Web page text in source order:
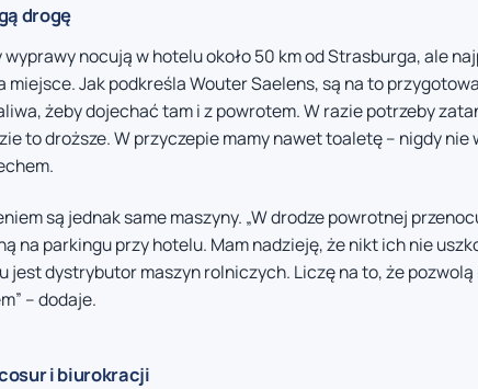
drogę
nocują w hotelu około 50 km od Strasburga, ale
Jak podkreśla Wouter Saelens, są na to
żeby dojechać tam i z powrotem. W razie potrzeby
to droższe. W przyczepie mamy nawet toaletę – nigdy nie
są jednak same maszyny. „W drodze powrotnej
na parkingu przy hotelu. Mam nadzieję, że nikt ich nie
jest dystrybutor maszyn rolniczych. Liczę na to, że
– dodaje.
i biurokracji